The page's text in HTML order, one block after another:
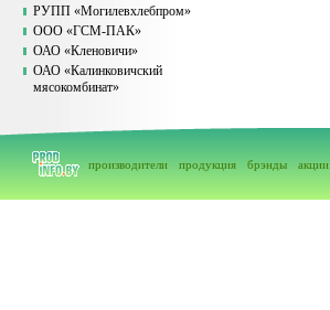
РУПП «Могилевхлебпром»
ООО «ГСМ-ПАК»
ОАО «Кленовичи»
ОАО «Калинковичский
мясокомбинат»
производители продукция брэнды акции